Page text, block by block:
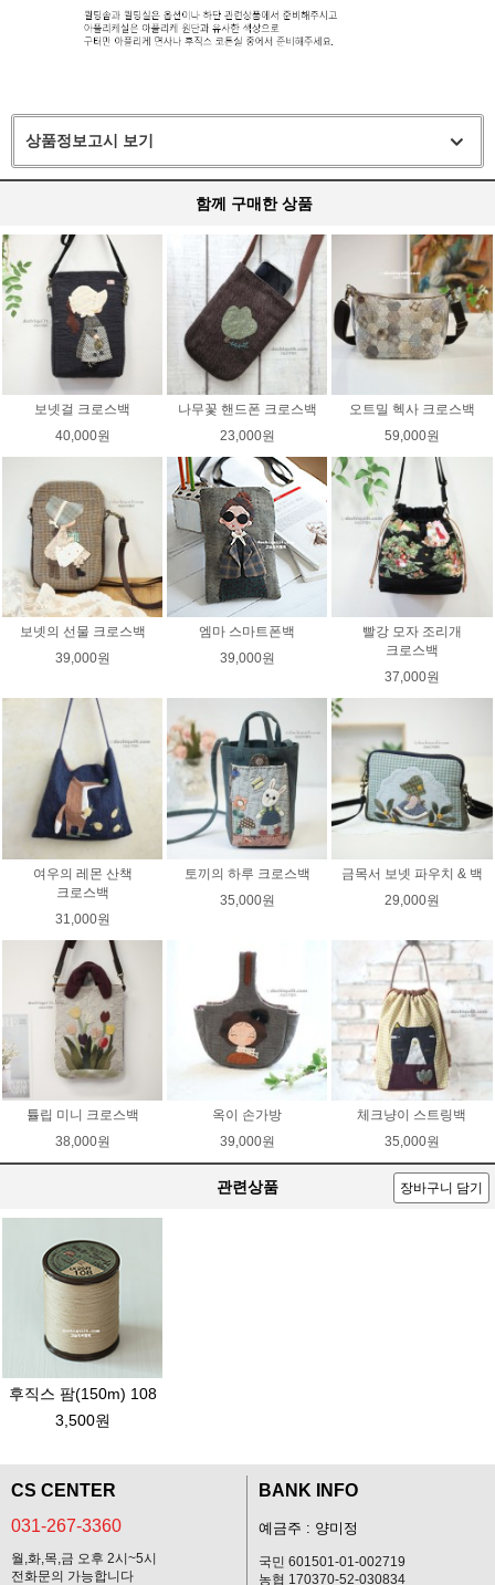
상품정보고시 보기
함께 구매한 상품
보넷걸 크로스백
40,000원
나무꽃 핸드폰 크로스백
23,000원
오트밀 헥사 크로스백
59,000원
보넷의 선물 크로스백
39,000원
엠마 스마트폰백
39,000원
빨강 모자 조리개
크로스백
37,000원
여우의 레몬 산책
크로스백
31,000원
토끼의 하루 크로스백
35,000원
금목서 보넷 파우치 & 백
29,000원
튤립 미니 크로스백
38,000원
옥이 손가방
39,000원
체크냥이 스트링백
35,000원
관련상품 장바구니 담기
후직스 팜(150m) 108
3,500원
CS CENTER
031-267-3360
월,화,목,금 오후 2시~5시
전화문의 가능합니다
BANK INFO
예금주 : 양미정
국민 601501-01-002719
농협 170370-52-030834